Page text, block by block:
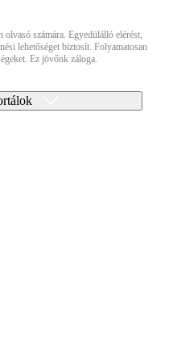
számára. Egyedülálló elérést,
lehetőséget biztosít. Folyamatosan
Ez jövőnk záloga.